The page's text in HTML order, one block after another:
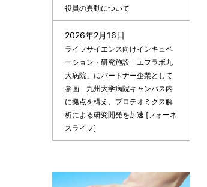
い
役員の異動について
2026年2月16日
ライフサイエンス向けインキュベ
ーション・研究施設「エフラボ九
大病院」にパートナー企業として
参画 九州大学病院キャンパス内
に拠点を構え、プロテオミクス解
析による研究開発を加速 [フォーネ
スライフ]